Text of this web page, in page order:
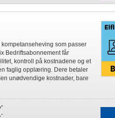
som passer
Bedriftsabonnement får
kontroll på kostnadene og et
faglig opplæring. Dere betaler
unødvendige kostnader, bare